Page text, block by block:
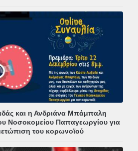
και η Ανδριάνα Μπάμπαλη
Νοσοκομείου Παπαγεωργίου για
του κορωνοϊού